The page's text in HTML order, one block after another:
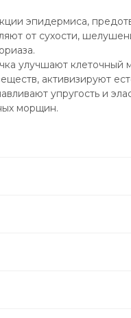
эпидермиса,
от сухости,
улучшают клеточный
активизируют
упругость и
морщин.